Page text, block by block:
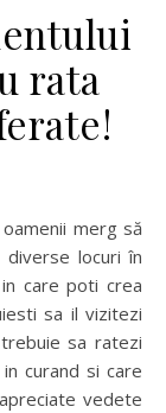
rata
locuri în
care poti crea
sa il vizitezi
sa ratezi
curand si care
vedete